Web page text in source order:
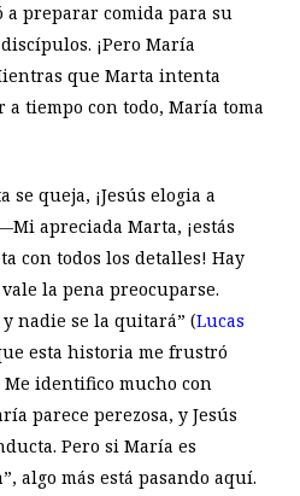
a preparar comida para su
¡Pero María
que Marta intenta
a tiempo con todo, María toma
se queja, ¡Jesús elogia a
apreciada Marta, ¡estás
con todos los detalles! Hay
la pena preocuparse.
nadie se la quitará” (Lucas
esta historia me frustró
identifico mucho con
parece perezosa, y Jesús
Pero si María es
algo más está pasando aquí.